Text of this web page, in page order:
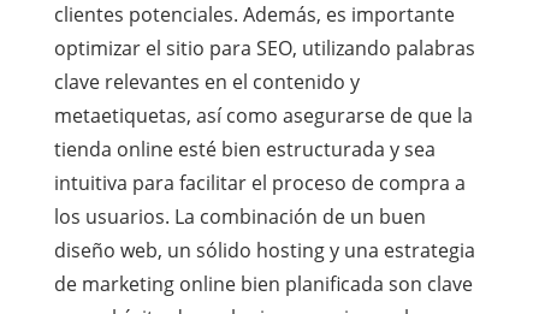
clientes potenciales. Además, es importante
optimizar el sitio para SEO, utilizando palabras
clave relevantes en el contenido y
metaetiquetas, así como asegurarse de que la
tienda online esté bien estructurada y sea
intuitiva para facilitar el proceso de compra a
los usuarios. La combinación de un buen
diseño web, un sólido hosting y una estrategia
de marketing online bien planificada son clave